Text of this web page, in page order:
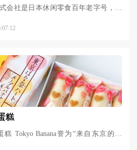
会社是日本休闲零食百年老字号，以
的爆款日系零食，它的芝士味道超级
糕
Tokyo Banana誉为“来自东京的礼